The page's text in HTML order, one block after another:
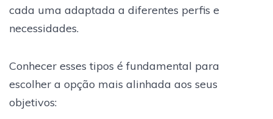
cada uma adaptada a diferentes perfis e
necessidades.
Conhecer esses tipos é fundamental para
escolher a opção mais alinhada aos seus
objetivos: